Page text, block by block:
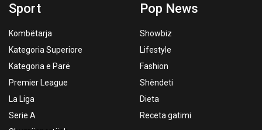
Sport
Kombëtarja
Kategoria Superiore
Kategoria e Parë
Premier League
La Liga
Serie A
Pop News
Showbiz
Lifestyle
Fashion
Shëndeti
Dieta
Receta gatimi